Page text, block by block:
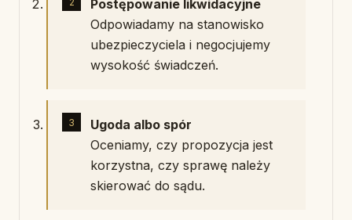
Postępowanie likwidacyjne
Odpowiadamy na stanowisko
ubezpieczyciela i negocjujemy
wysokość świadczeń.
Ugoda albo spór
Oceniamy, czy propozycja jest
korzystna, czy sprawę należy
skierować do sądu.